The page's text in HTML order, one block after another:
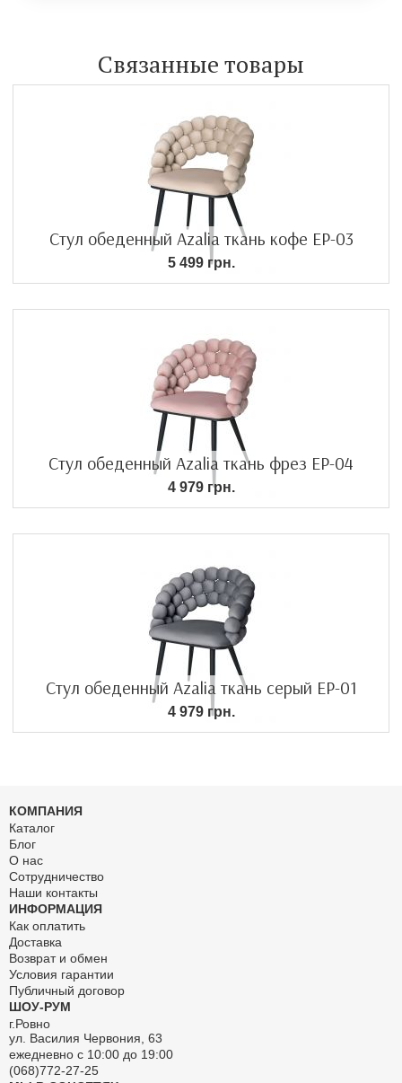
Связанные товары
Стул обеденный Azalia ткань кофе EP-03
5 499 грн.
Стул обеденный Azalia ткань фрез EP-04
4 979 грн.
Стул обеденный Azalia ткань серый EP-01
4 979 грн.
КОМПАНИЯ
Каталог
Блог
О нас
Сотрудничество
Наши контакты
ИНФОРМАЦИЯ
Как оплатить
Доставка
Возврат и обмен
Условия гарантии
Публичный договор
ШОУ-РУМ
г.Ровно
ул. Василия Червония, 63
ежедневно с 10:00 до 19:00
(068)772-27-25